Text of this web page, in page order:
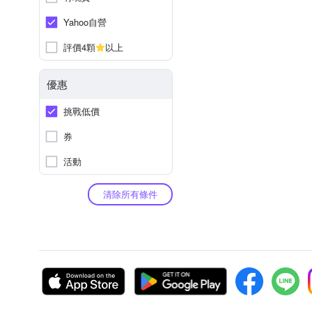
Yahoo自營
評價4顆
以上
優惠
挑戰低價
券
活動
清除所有條件